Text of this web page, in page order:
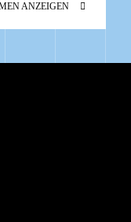
ANZEIGEN